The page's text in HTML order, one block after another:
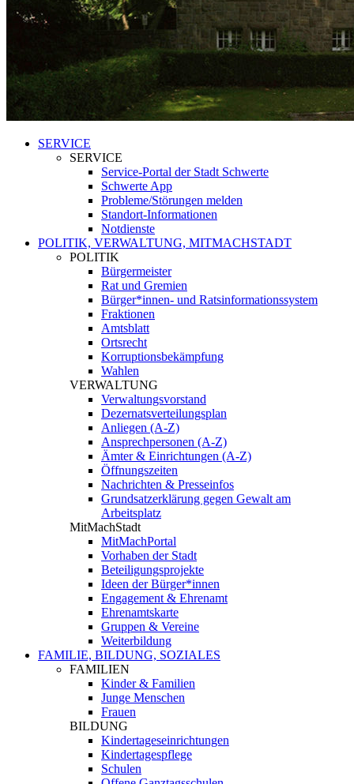
SERVICE
SERVICE
Service-Portal der Stadt Schwerte
Schwerte App
Probleme/Störungen melden
Standort-Informationen
Notdienste
POLITIK, VERWALTUNG, MITMACHSTADT
POLITIK
Bürgermeister
Rat und Gremien
Bürger*innen- und Ratsinformationssystem
Fraktionen
Amtsblatt
Ortsrecht
Korruptionsbekämpfung
Wahlen
VERWALTUNG
Verwaltungsvorstand
Dezernatsverteilungsplan
Anliegen (A-Z)
Ansprechpersonen (A-Z)
Ämter & Einrichtungen (A-Z)
Öffnungszeiten
Nachrichten & Presseinfos
Grundsatzerklärung gegen Gewalt am
Arbeitsplatz
MitMachStadt
MitMachPortal
Vorhaben der Stadt
Beteiligungsprojekte
Ideen der Bürger*innen
Engagement & Ehrenamt
Ehrenamtskarte
Gruppen & Vereine
Weiterbildung
FAMILIE, BILDUNG, SOZIALES
FAMILIEN
Kinder & Familien
Junge Menschen
Frauen
BILDUNG
Kindertageseinrichtungen
Kindertagespflege
Schulen